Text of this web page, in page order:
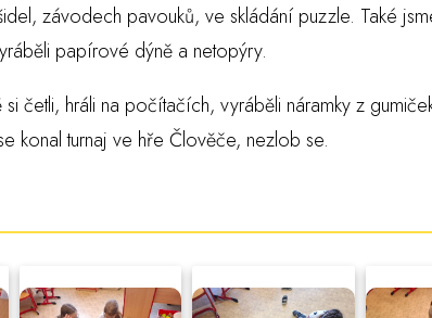
závodech pavouků, ve skládání puzzle. Také
papírové dýně a netopýry.
četli, hráli na počítačích, vyráběli náramky z
konal turnaj ve hře Člověče, nezlob se.